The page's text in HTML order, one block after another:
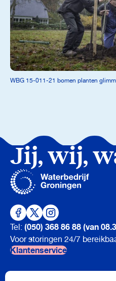
WBG 15-011-21 bomen planten
Jij, wij,
Tel: (050) 368 86 88 (van
Voor storingen 24/7
Klantenservice